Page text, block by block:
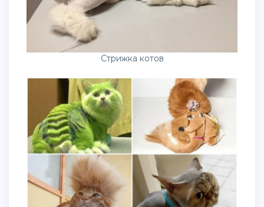
Стрижка котов